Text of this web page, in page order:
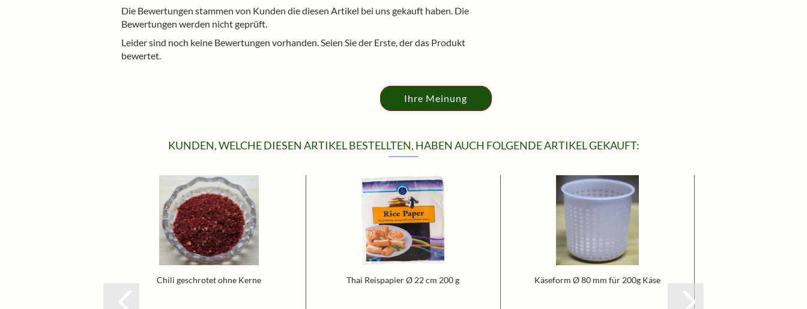
Die Bewertungen stammen von Kunden die diesen Artikel bei uns gekauft haben. Die
Bewertungen werden nicht geprüft.
Leider sind noch keine Bewertungen vorhanden. Seien Sie der Erste, der das Produkt
bewertet.
Ihre Meinung
KUNDEN, WELCHE DIESEN ARTIKEL BESTELLTEN, HABEN AUCH FOLGENDE ARTIKEL GEKAUFT:
Chili geschrotet ohne Kerne Thai Reispapier Ø 22 cm 200 g Käseform Ø 80 mm für 200g Käse